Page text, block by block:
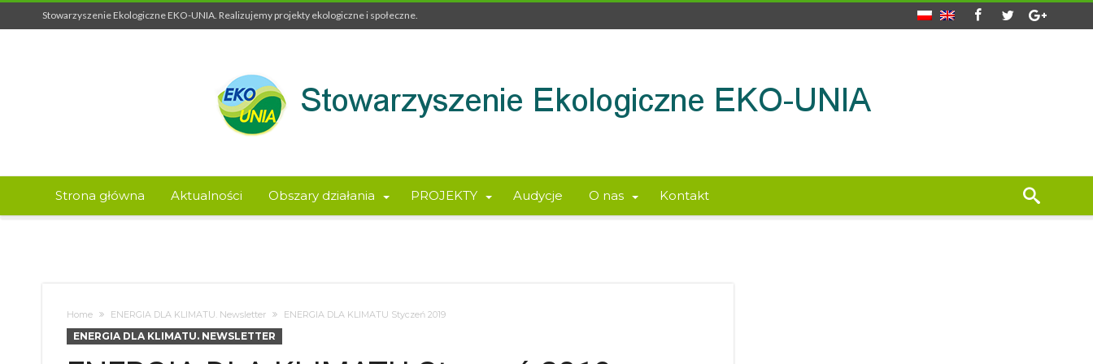
Stowarzyszenie Ekologiczne EKO-UNIA. Realizujemy projekty ekologiczne i społeczne.
Strona główna Aktualności Obszary działania PROJEKTY Audycje O nas Kontakt
Home ENERGIA DLA KLIMATU. Newsletter ENERGIA DLA KLIMATU Styczeń 2019
ENERGIA DLA KLIMATU. NEWSLETTER